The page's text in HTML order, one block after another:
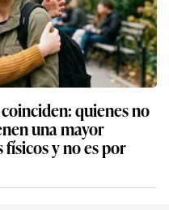
quienes no
una mayor
y no es por